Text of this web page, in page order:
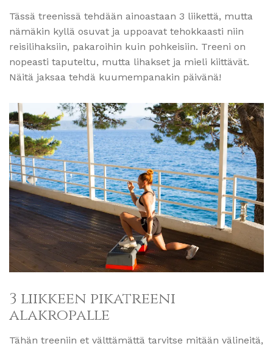
Tässä treenissä tehdään ainoastaan 3 liikettä, mutta
nämäkin kyllä osuvat ja uppoavat tehokkaasti niin
reisilihaksiin, pakaroihin kuin pohkeisiin. Treeni on
nopeasti taputeltu, mutta lihakset ja mieli kiittävät.
Näitä jaksaa tehdä kuumempanakin päivänä!
3 liikkeen pikatreeni
alakropalle
Tähän treeniin et välttämättä tarvitse mitään välineitä,